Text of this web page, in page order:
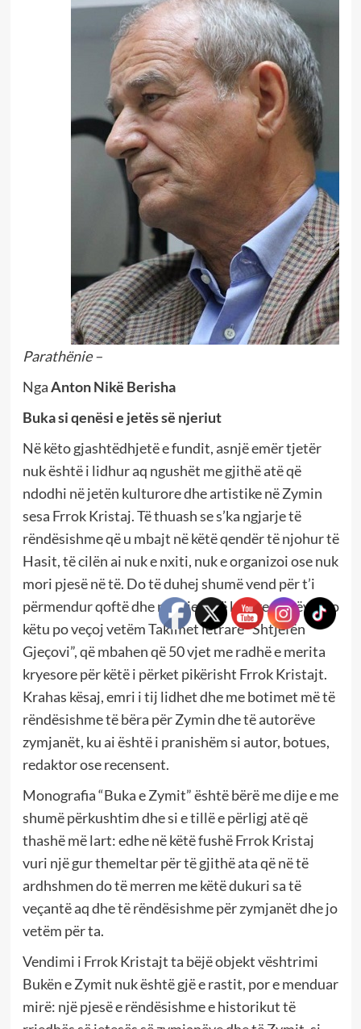
Parathënie –
NgaAnton Nikë Berisha
Buka si qenësi e jetës së njeriut
Në këto gjashtëdhjetë e fundit, asnjë emër tjetër
nuk është i lidhur aq ngushët me gjithë atë që
ndodhi në jetën kulturore dhe artistike në Zymin
sesa Frrok Kristaj. Të thuash se s’ka ngjarje të
rëndësishme që u mbajt në këtë qendër të njohur të
Hasit, të cilën ai nuk e nxiti, nuk e organizoi ose nuk
mori pjesë në të. Do të duhej shumë vend për t’i
përmendur qoftë dhe një pjesë të këtyre punëve, po
këtu po veçoj vetëm Takimet letrare “Shtjefën
Gjeçovi”, që mbahen që 50 vjet me radhë e merita
kryesore për këtë i përket pikërisht Frrok Kristajt.
Krahas kësaj, emri i tij lidhet dhe me botimet më të
rëndësishme të bëra për Zymin dhe të autorëve
zymjanët, ku ai është i pranishëm si autor, botues,
redaktor ose recensent.
Monografia “Buka e Zymit” është bërë me dije e me
shumë përkushtim dhe si e tillë e përligj atë që
thashë më lart: edhe në këtë fushë Frrok Kristaj
vuri një gur themeltar për të gjithë ata që në të
ardhshmen do të merren me këtë dukuri sa të
veçantë aq dhe të rëndësishme për zymjanët dhe jo
vetëm për ta.
Vendimi i Frrok Kristajt ta bëjë objekt vështrimi
Bukën e Zymit nuk është gjë e rastit, por e menduar
mirë: një pjesë e rëndësishme e historikut të